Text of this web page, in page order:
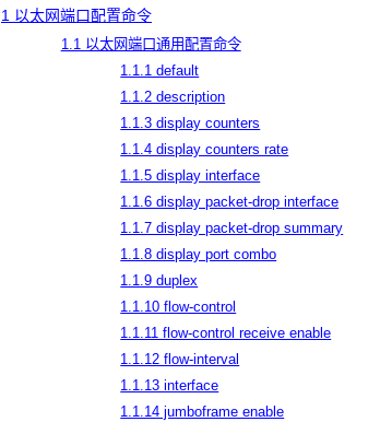
1 以太网端口配置命令
1.1 以太网端口通用配置命令
1.1.1 default
1.1.2 description
1.1.3 display counters
1.1.4 display counters rate
1.1.5 display interface
1.1.6 display packet-drop interface
1.1.7 display packet-drop summary
1.1.8 display port combo
1.1.9 duplex
1.1.10 flow-control
1.1.11 flow-control receive enable
1.1.12 flow-interval
1.1.13 interface
1.1.14 jumboframe enable